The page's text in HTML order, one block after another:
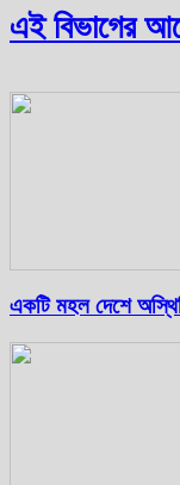
এই বিভাগের
একটি মহল দেশে